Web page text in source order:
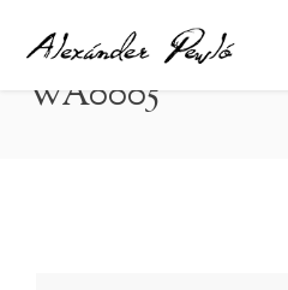
IMG-20160602-
WA0005